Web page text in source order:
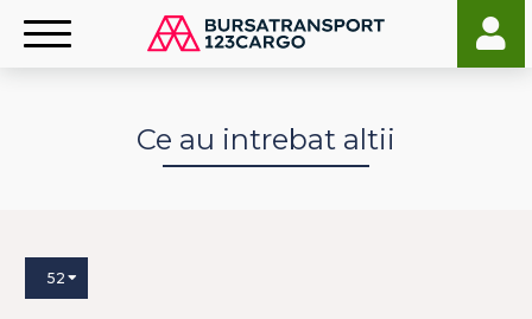
Ce au intrebat altii
52